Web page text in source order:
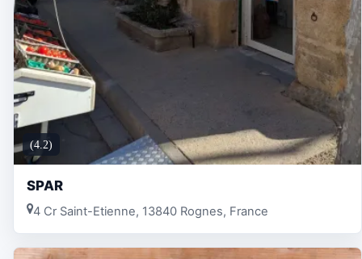
(4.2)
SPAR
4 Cr Saint-Etienne, 13840 Rognes, France